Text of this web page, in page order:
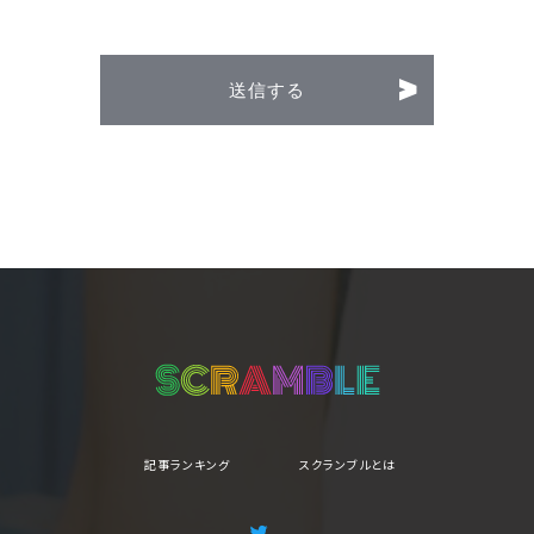
記事ランキング スクランブルとは